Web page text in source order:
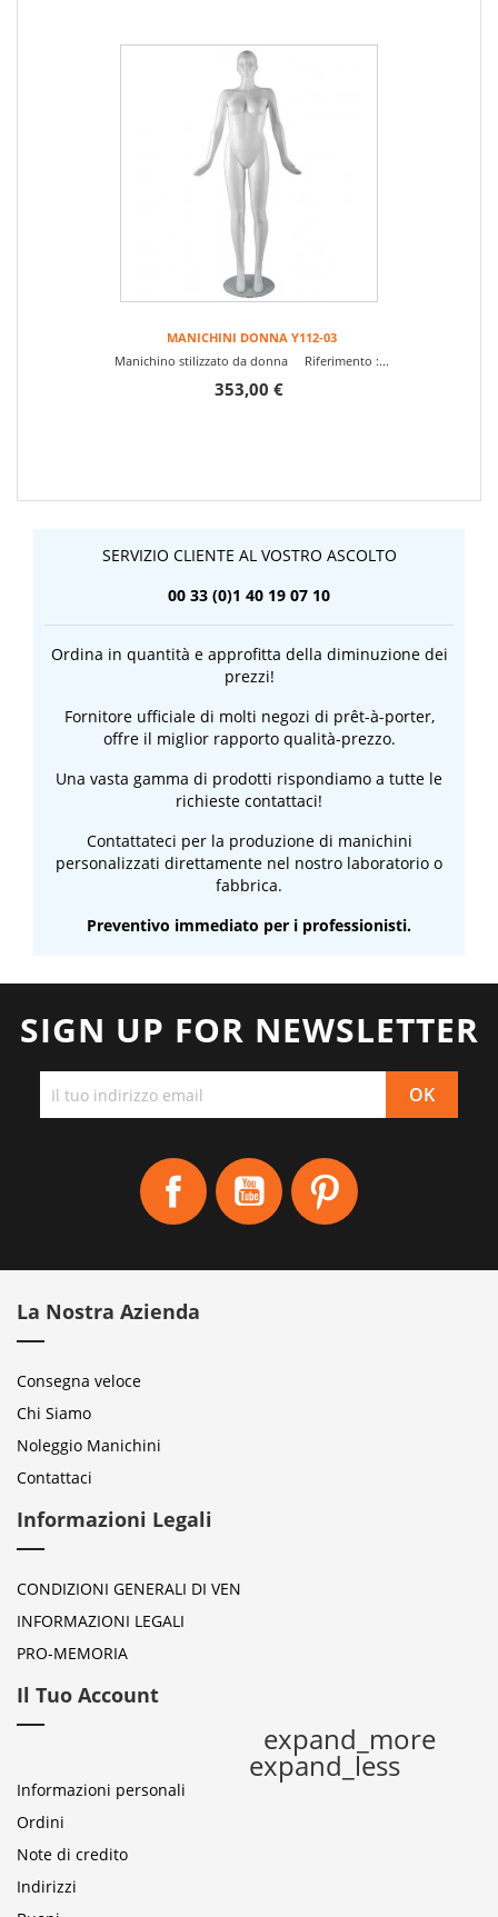
MANICHINI DONNA Y112-03
Manichino stilizzato da donna Riferimento :...
353,00 €
SERVIZIO CLIENTE AL VOSTRO ASCOLTO
00 33 (0)1 40 19 07 10
Ordina in quantità e approfitta della diminuzione dei
prezzi!
Fornitore ufficiale di molti negozi di prêt-à-porter,
offre il miglior rapporto qualità-prezzo.
Una vasta gamma di prodotti rispondiamo a tutte le
richieste contattaci!
Contattateci per la produzione di manichini
personalizzati direttamente nel nostro laboratorio o
fabbrica.
Preventivo immediato per i professionisti.
SIGN UP FOR NEWSLETTER
Facebook YouTube
La Nostra Azienda
Consegna veloce
Chi Siamo
Noleggio Manichini
Contattaci
Informazioni Legali
CONDIZIONI GENERALI DI VEN
INFORMAZIONI LEGALI
PRO-MEMORIA
Il Tuo Account
expand_more
expand_less
Informazioni personali
Ordini
Note di credito
Indirizzi